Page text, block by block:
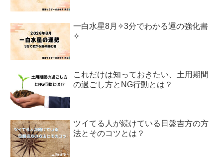
一白水星8月✧3分でわかる運の強化書
✧
これだけは知っておきたい、土用期間
の過ごし方とNG行動とは？
ツイてる人が続けている日盤吉方の方
法とそのコツとは？